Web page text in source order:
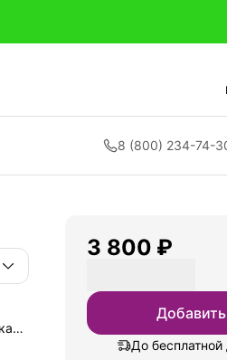
8 (800) 234-74-
3 800 ₽
До бесплатной